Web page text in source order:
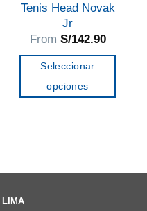
Tenis Head Novak
Jr
From S/142.90
Seleccionar
opciones
LIMA